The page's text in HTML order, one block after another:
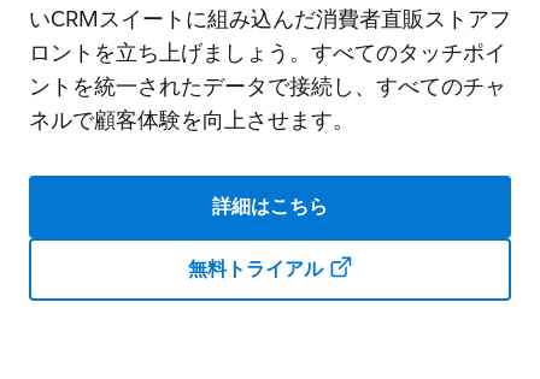
いCRMスイートに組み込んだ消費者直販ストアフ
ロントを立ち上げましょう。すべてのタッチポイ
ントを統一されたデータで接続し、すべてのチャ
ネルで顧客体験を向上させます。
詳細はこちら
無料トライアル